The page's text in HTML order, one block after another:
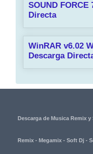
SOUND FORCE
Directa
WinRAR v6.02
Descarga
Descarga de Musica Remix
Remix - Megamix - Soft Dj -